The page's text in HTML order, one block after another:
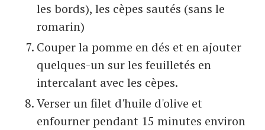
les bords), les cèpes sautés (sans le
romarin)
Couper la pomme en dés et en ajouter
quelques-un sur les feuilletés en
intercalant avec les cèpes.
Verser un filet d'huile d'olive et
enfourner pendant 15 minutes environ